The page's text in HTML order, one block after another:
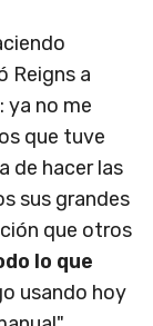
Reigns a
ya no me
que tuve
de hacer las
sus grandes
que otros
lo que
usando hoy